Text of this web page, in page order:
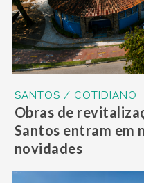
SANTOS / COTIDIANO
Obras de
Santos entram em
novidades